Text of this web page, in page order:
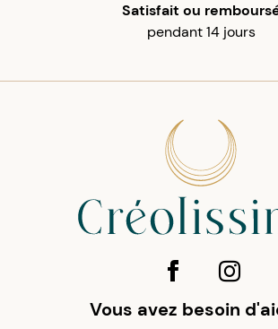
Satisfait ou
pendant 14 jours
Vous avez besoin